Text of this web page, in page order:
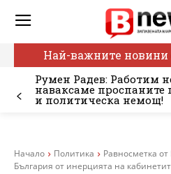
Най-важните новини
Румен Радев: Работим
наваксаме проспаните
и политическа немощ!
Начало Политика
Равносметка
България от инерцията на